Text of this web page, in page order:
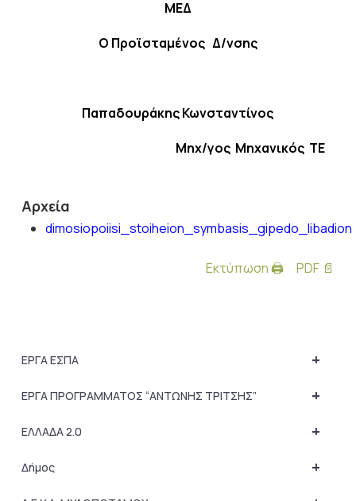
ΜΕΔ
Ο Προϊσταμένος Δ/νσης
Παπαδουράκης Κωνσταντίνος
Μηχ/γος Μηχανικός ΤΕ
Αρχεία
dimosiopoiisi_stoiheion_symbasis_gipedo_libadion
Εκτύπωση 🖨 PDF 📄
+
ΕΡΓΑ ΕΣΠΑ
+
ΕΡΓΑ ΠΡΟΓΡΑΜΜΑΤΟΣ “ΑΝΤΩΝΗΣ ΤΡΙΤΣΗΣ”
+
ΕΛΛΑΔΑ 2.0
+
Δήμος